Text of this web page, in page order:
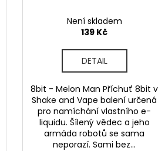
Není skladem
139 Kč
DETAIL
8bit - Melon Man Příchuť 8bit v
Shake and Vape balení určená
pro namíchání vlastního e-
liquidu. Šílený vědec a jeho
armáda robotů se sama
neporazí. Sami bez...